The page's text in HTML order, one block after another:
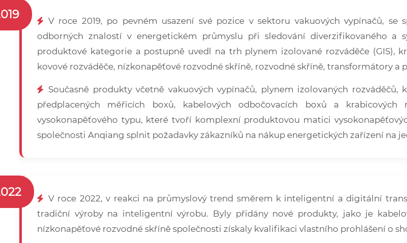
V roce 2019, po pevném usazení své pozice v sektoru vakuových vypínačů,
odborných znalostí v energetickém průmyslu při sledování diverzifikovaného a
produktové kategorie a postupně uvedl na trh plynem izolované rozváděče (GIS),
kovové rozváděče, nízkonapěťové rozvodné skříně, rozvodné skříně, transformátory a
Současně produkty včetně vakuových vypínačů, plynem izolovaných rozváděčů,
předplacených měřicích boxů, kabelových odbočovacích boxů a
vysokonapěťového typu, které tvoří komplexní produktovou matici
společnosti Anqiang splnit požadavky zákazníků na nákup energetických zařízení na
V roce 2022, v reakci na průmyslový trend směrem k inteligentní a digitální
tradiční výroby na inteligentní výrobu. Byly přidány nové produkty, jako je
nízkonapěťové rozvodné skříně společnosti získaly kvalifikaci vlastního prohlášení o